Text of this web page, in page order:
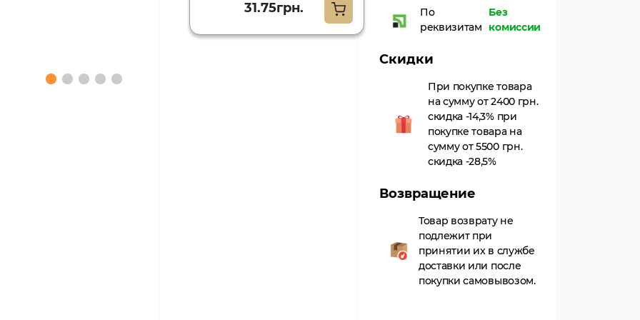
31.75грн.
По
реквизитам
Без
комиссии
Скидки
При покупке товара
на сумму от 2400 грн.
скидка -14,3% при
покупке товара на
сумму от 5500 грн.
скидка -28,5%
Возвращение
Товар возврату не
подлежит при
принятии их в службе
доставки или после
покупки самовывозом.